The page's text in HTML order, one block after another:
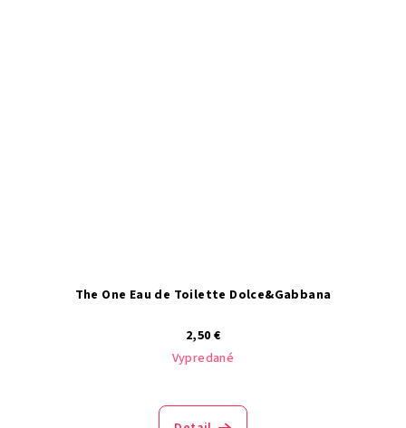
The One Eau de Toilette Dolce&Gabbana
2,50 €
Vypredané